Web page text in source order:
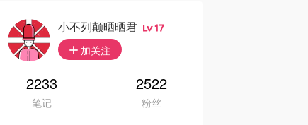
🇩🇪
🇮🇹
🇦🇺
小不列颠晒晒君 17
加关注
2233
笔记
2522
粉丝